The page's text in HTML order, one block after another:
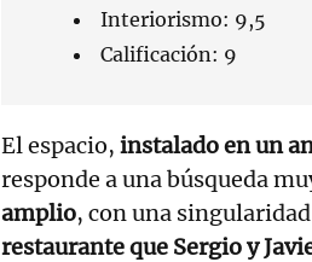
Interiorismo: 9,5
Calificación: 9
El espacio, instalado en un
responde a una búsqueda
amplio, con una
restaurante que Sergio y